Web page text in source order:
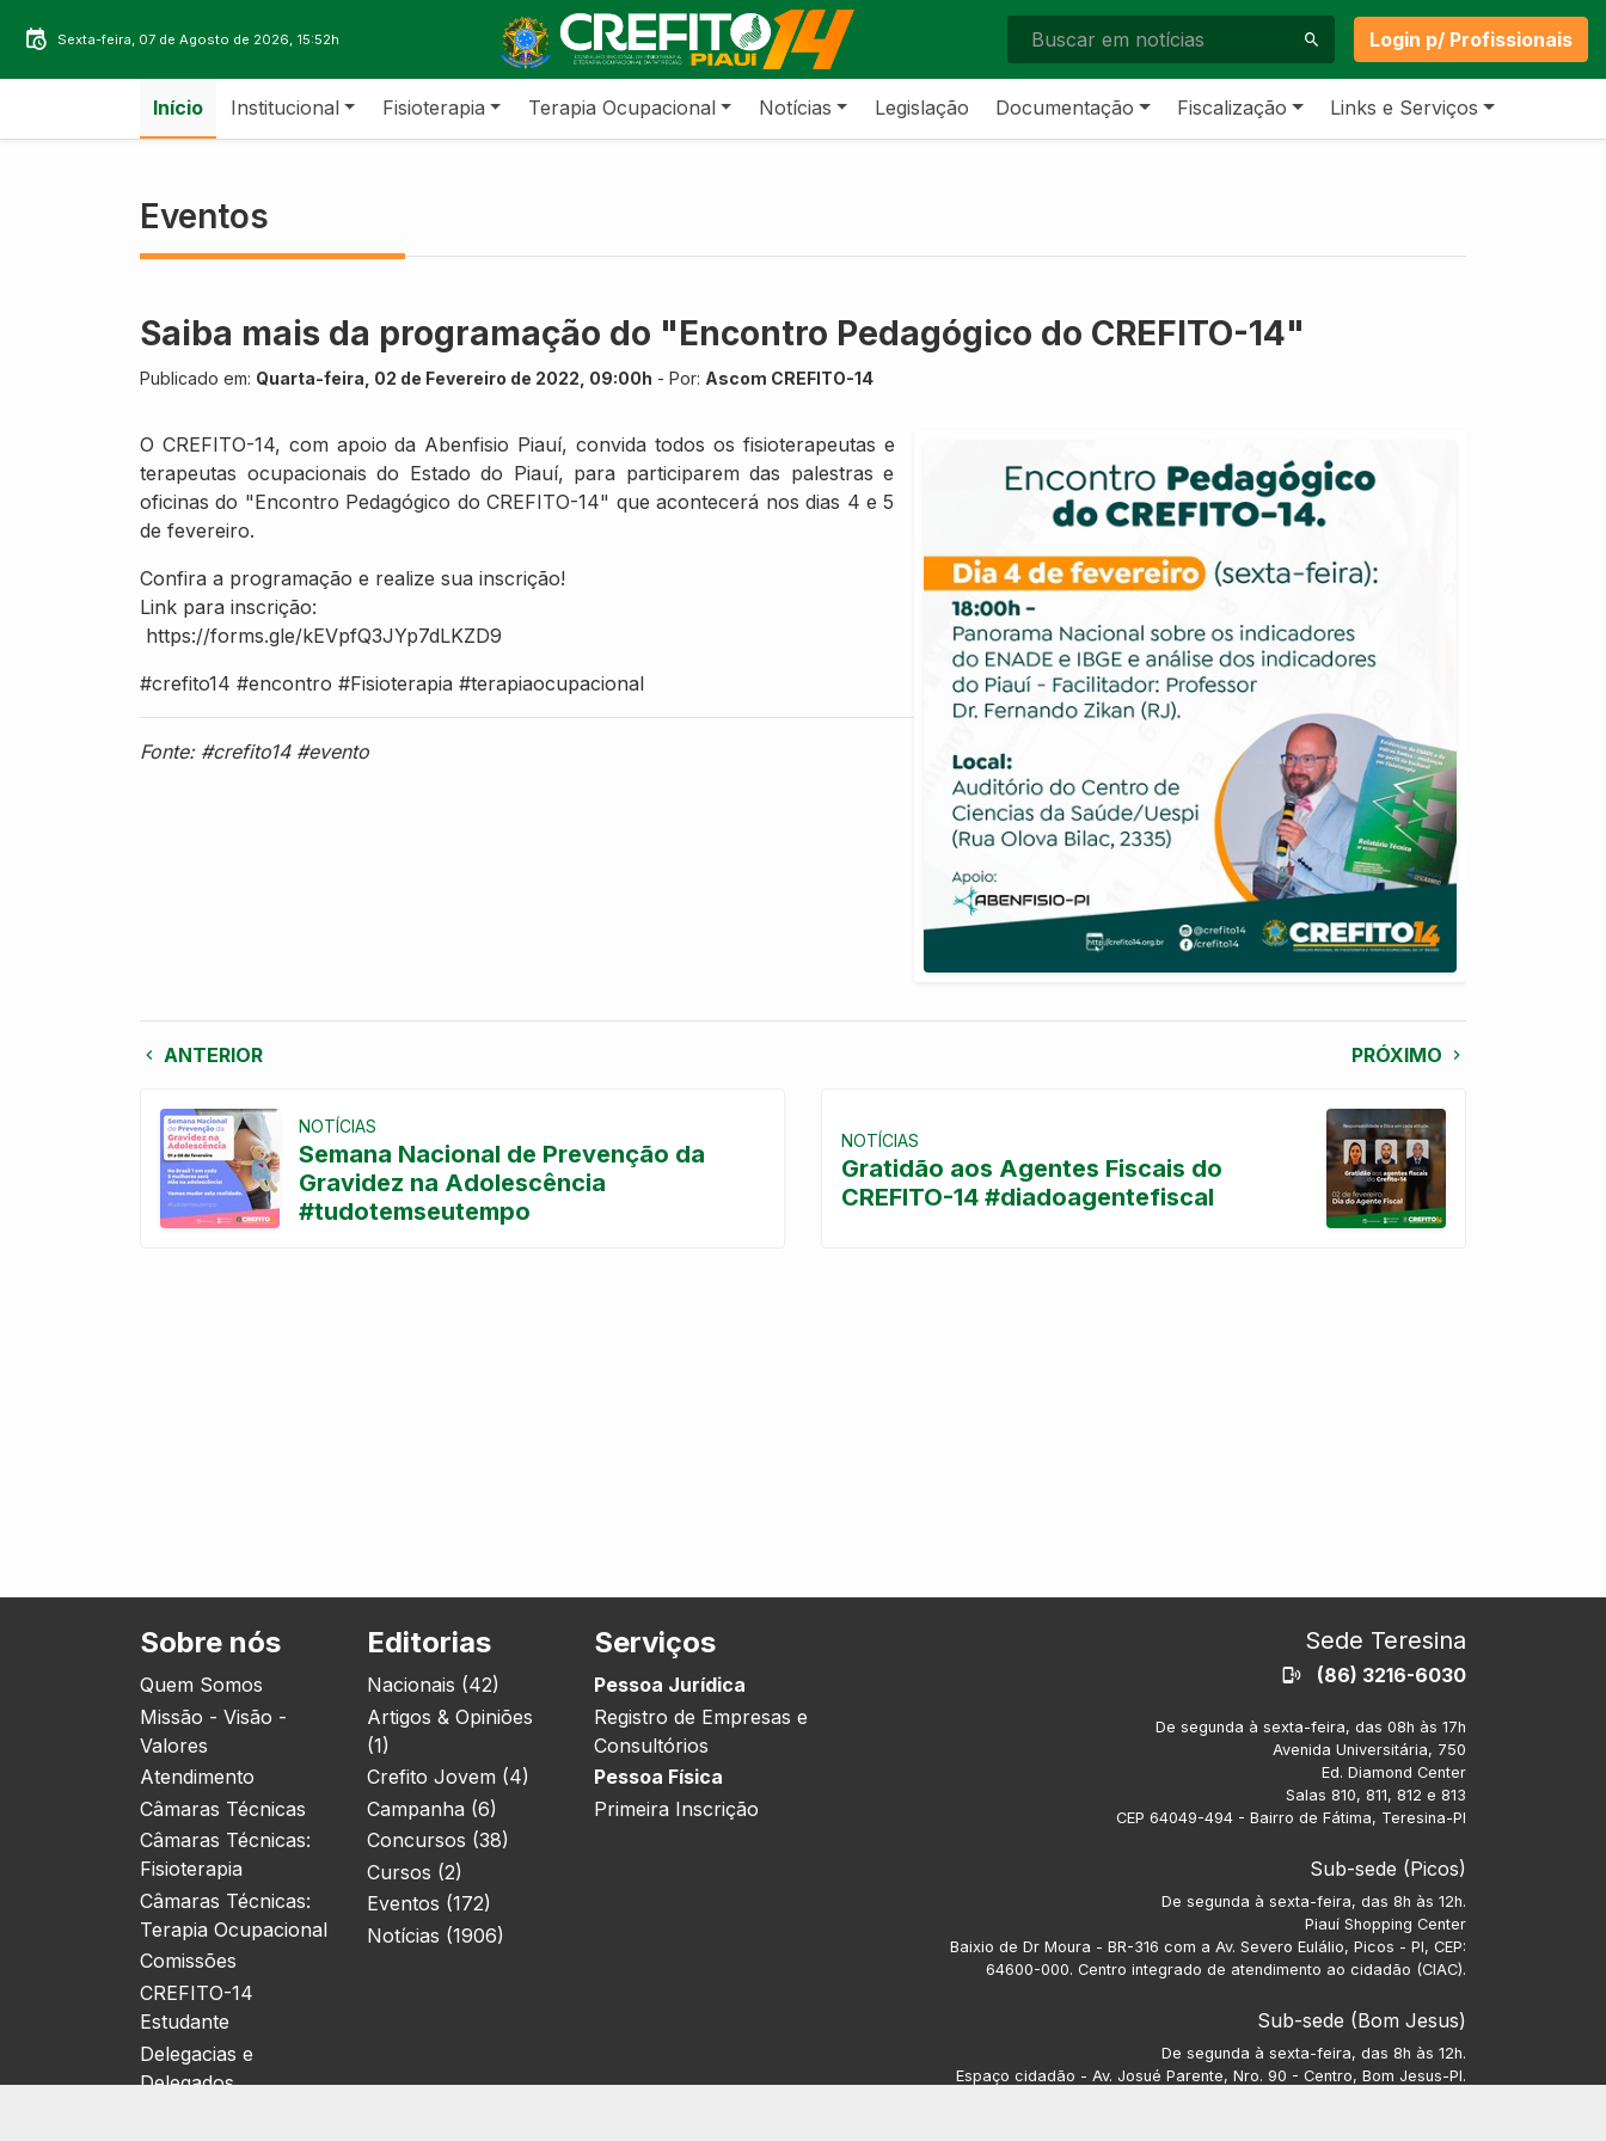
Sexta-feira, 07 de Agosto de 2026, 15:52h Login p/ Profissionais
Início Institucional Fisioterapia Terapia Ocupacional Notícias Legislação Documentação Fiscalização Links e Serviços
Eventos
Saiba mais da programação do "Encontro Pedagógico do CREFITO-14"
Publicado em: Quarta-feira, 02 de Fevereiro de 2022, 09:00h - Por: Ascom CREFITO-14
O CREFITO-14, com apoio da Abenfisio Piauí, convida todos os fisioterapeutas e
terapeutas ocupacionais do Estado do Piauí, para participarem das palestras e
oficinas do "Encontro Pedagógico do CREFITO-14" que acontecerá nos dias 4 e 5
de fevereiro.
Confira a programação e realize sua inscrição!
Link para inscrição:
https://forms.gle/kEVpfQ3JYp7dLKZD9
#crefito14 #encontro #Fisioterapia #terapiaocupacional
Fonte: #crefito14 #evento
ANTERIOR PRÓXIMO
NOTÍCIAS
Semana Nacional de Prevenção da
Gravidez na Adolescência
#tudotemseutempo
NOTÍCIAS
Gratidão aos Agentes Fiscais do
CREFITO-14 #diadoagentefiscal
Sobre nós
Quem Somos
Missão - Visão -
Valores
Atendimento
Câmaras Técnicas
Câmaras Técnicas:
Fisioterapia
Câmaras Técnicas:
Terapia Ocupacional
Comissões
CREFITO-14
Estudante
Delegacias e
Delegados
Editorias
Nacionais (42)
Artigos & Opiniões
(1)
Crefito Jovem (4)
Campanha (6)
Concursos (38)
Cursos (2)
Eventos (172)
Notícias (1906)
Serviços
Pessoa Jurídica
Registro de Empresas e
Consultórios
Pessoa Física
Primeira Inscrição
Sede Teresina
(86) 3216-6030
De segunda à sexta-feira, das 08h às 17h
Avenida Universitária, 750
Ed. Diamond Center
Salas 810, 811, 812 e 813
CEP 64049-494 - Bairro de Fátima, Teresina-PI
Sub-sede (Picos)
De segunda à sexta-feira, das 8h às 12h.
Piauí Shopping Center
Baixio de Dr Moura - BR-316 com a Av. Severo Eulálio, Picos - PI, CEP:
64600-000. Centro integrado de atendimento ao cidadão (CIAC).
Sub-sede (Bom Jesus)
De segunda à sexta-feira, das 8h às 12h.
Espaço cidadão - Av. Josué Parente, Nro. 90 - Centro, Bom Jesus-PI.